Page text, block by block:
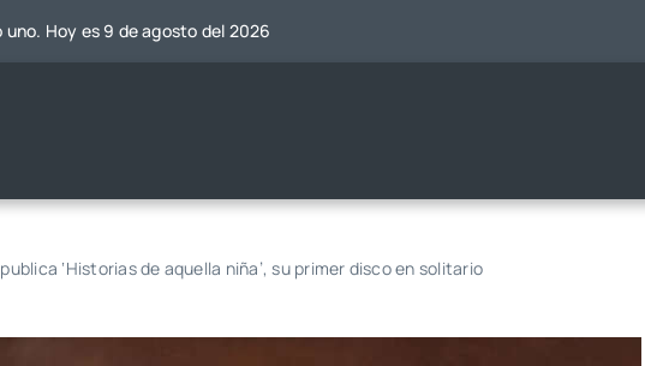
uno. Hoy es 9 de agosto del 2026
‘Historias de aquella niña’, su primer disco en solitario